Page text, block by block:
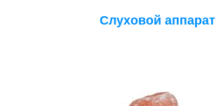
Слуховой аппарат